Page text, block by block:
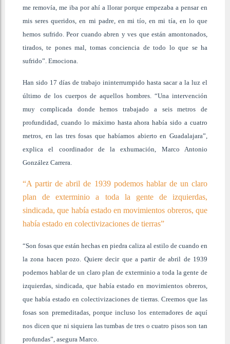
me removía, me iba por ahí a llorar porque empezaba a pensar en
mis seres queridos, en mi padre, en mi tío, en mi tía, en lo que
hemos sufrido. Peor cuando abren y ves que están amontonados,
tirados, te pones mal, tomas conciencia de todo lo que se ha
sufrido”. Emociona.
Han sido 17 días de trabajo ininterrumpido hasta sacar a la luz el
último de los cuerpos de aquellos hombres. “Una intervención
muy complicada donde hemos trabajado a seis metros de
profundidad, cuando lo máximo hasta ahora había sido a cuatro
metros, en las tres fosas que habíamos abierto en Guadalajara”,
explica el coordinador de la exhumación, Marco Antonio
González Carrera.
“A partir de abril de 1939 podemos hablar de un claro
plan de exterminio a toda la gente de izquierdas,
sindicada, que había estado en movimientos obreros, que
había estado en colectivizaciones de tierras”
“Son fosas que están hechas en piedra caliza al estilo de cuando en
la zona hacen pozo. Quiere decir que a partir de abril de 1939
podemos hablar de un claro plan de exterminio a toda la gente de
izquierdas, sindicada, que había estado en movimientos obreros,
que había estado en colectivizaciones de tierras. Creemos que las
fosas son premeditadas, porque incluso los enterradores de aquí
nos dicen que ni siquiera las tumbas de tres o cuatro pisos son tan
profundas”, asegura Marco.